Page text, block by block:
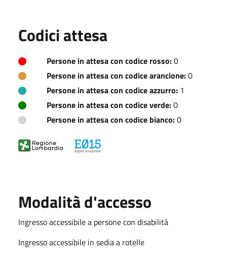
Codici attesa
Persone in attesa con codice rosso:0
Persone in attesa con codice arancione:0
Persone in attesa con codice azzurro: 1
Persone in attesa con codice verde:0
Persone in attesa con codice bianco:0
Modalità d'accesso
Ingresso accessibile a persone con disabilità
Ingresso accessibile in sedia a rotelle